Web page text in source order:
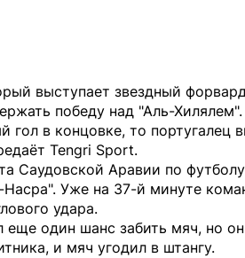
выступает звездный
победу над "Аль-
гол в концовке, то португалец
Tengri Sport.
Саудовской Аравии по футболу
Уже на 37-й минуте
удара.
один шанс забить мяч, но
и мяч угодил в штангу.